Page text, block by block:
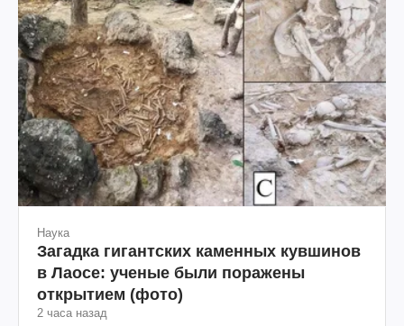
Наука
Загадка гигантских каменных кувшинов
в Лаосе: ученые были поражены
открытием (фото)
2 часа назад